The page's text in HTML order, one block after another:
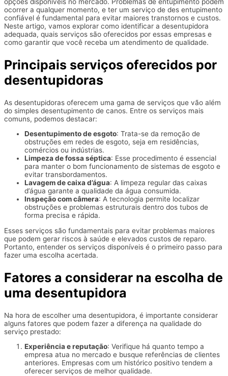
opções disponíveis no mercado. Problemas de entupimento podem
ocorrer a qualquer momento, e ter um serviço de des entupimento
confiável é fundamental para evitar maiores transtornos e custos.
Neste artigo, vamos explorar como identificar a desentupidora
adequada, quais serviços são oferecidos por essas empresas e
como garantir que você receba um atendimento de qualidade.
Principais serviços oferecidos por
desentupidoras
As desentupidoras oferecem uma gama de serviços que vão além
do simples desentupimento de canos. Entre os serviços mais
comuns, podemos destacar:
Desentupimento de esgoto: Trata-se da remoção de
obstruções em redes de esgoto, seja em residências,
comércios ou indústrias.
Limpeza de fossa séptica: Esse procedimento é essencial
para manter o bom funcionamento de sistemas de esgoto e
evitar transbordamentos.
Lavagem de caixa d’água: A limpeza regular das caixas
d’água garante a qualidade da água consumida.
Inspeção com câmera: A tecnologia permite localizar
obstruções e problemas estruturais dentro dos tubos de
forma precisa e rápida.
Esses serviços são fundamentais para evitar problemas maiores
que podem gerar riscos à saúde e elevados custos de reparo.
Portanto, entender os serviços disponíveis é o primeiro passo para
fazer uma escolha acertada.
Fatores a considerar na escolha de
uma desentupidora
Na hora de escolher uma desentupidora, é importante considerar
alguns fatores que podem fazer a diferença na qualidade do
serviço prestado:
Experiência e reputação: Verifique há quanto tempo a
empresa atua no mercado e busque referências de clientes
anteriores. Empresas com um histórico positivo tendem a
oferecer serviços de melhor qualidade.